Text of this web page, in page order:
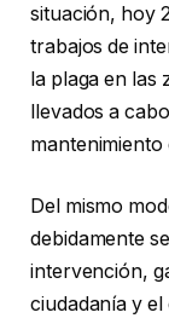
situación, hoy
trabajos de
la plaga en las
llevados a
mantenimiento
Del mismo
debidamente
intervención,
ciudadanía y